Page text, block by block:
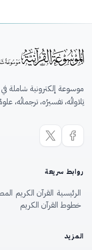
موسوعة إلكترونية شاملة
تِلاواتُه، تفسيرُه، ترجماتُه،
روابط سريعة
الرئيسية القرآن الكريم
خطوط القرآن الكريم
المزيد